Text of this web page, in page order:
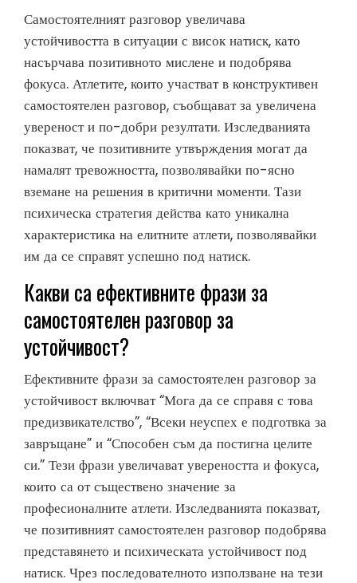
Самостоятелният разговор увеличава
устойчивостта в ситуации с висок натиск, като
насърчава позитивното мислене и подобрява
фокуса. Атлетите, които участват в конструктивен
самостоятелен разговор, съобщават за увеличена
увереност и по-добри резултати. Изследванията
показват, че позитивните утвърждения могат да
намалят тревожността, позволявайки по-ясно
вземане на решения в критични моменти. Тази
психическа стратегия действа като уникална
характеристика на елитните атлети, позволявайки
им да се справят успешно под натиск.
Какви са ефективните фрази за
самостоятелен разговор за
устойчивост?
Ефективните фрази за самостоятелен разговор за
устойчивост включват “Мога да се справя с това
предизвикателство”, “Всеки неуспех е подготвка за
завръщане” и “Способен съм да постигна целите
си.” Тези фрази увеличават увереността и фокуса,
които са от съществено значение за
професионалните атлети. Изследванията показват,
че позитивният самостоятелен разговор подобрява
представянето и психическата устойчивост под
натиск. Чрез последователното използване на тези